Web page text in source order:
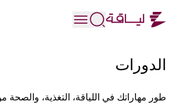
الدورات
طور مهاراتك في اللياقة، التغذية،